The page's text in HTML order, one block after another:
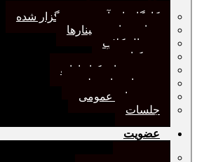
کارگاههای آموزشی برگزار شده
همایش‌ها و سمینارها
ژورنال کلاب
نقد کتاب
دورهمی‌های کتابدارانه
سخنرانی‌های علمی
مجمع‌های عمومی
جلسات
عضویت